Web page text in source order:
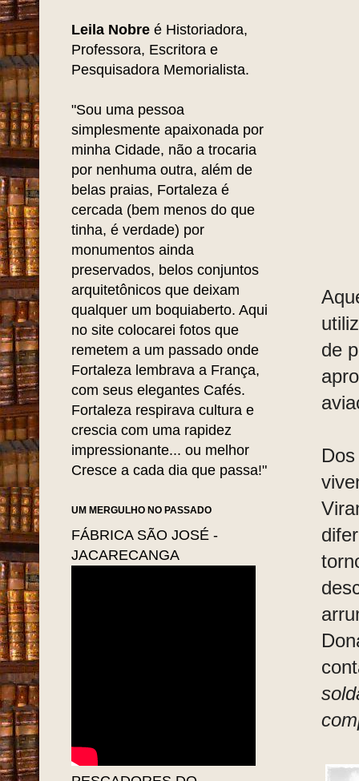
de
Leila Nobre é Historiadora,
Professora, Escritora e
Pesquisadora Memorialista.
"Sou uma pessoa
simplesmente apaixonada por
minha Cidade, não a trocaria
por nenhuma outra, além de
belas praias, Fortaleza é
cercada (bem menos do que
tinha, é verdade) por
monumentos ainda
preservados, belos conjuntos
arquitetônicos que deixam
qualquer um boquiaberto. Aqui
no site colocarei fotos que
remetem a um passado onde
Fortaleza lembrava a França,
com seus elegantes Cafés.
Fortaleza respirava cultura e
crescia com uma rapidez
impressionante... ou melhor
Cresce a cada dia que passa!"
UM MERGULHO NO PASSADO
FÁBRICA SÃO JOSÉ -
JACARECANGA